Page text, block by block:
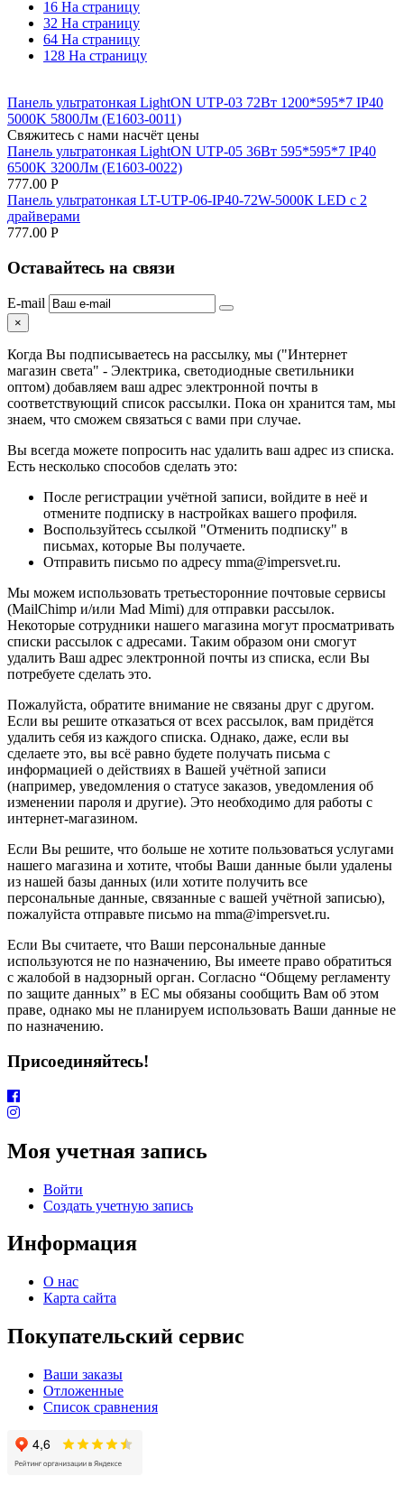
16 На страницу
32 На страницу
64 На страницу
128 На страницу
Панель ультратонкая LightON UTP-03 72Вт 1200*595*7 IP40
5000K 5800Лм (Е1603-0011)
Свяжитесь с нами насчёт цены
Панель ультратонкая LightON UTP-05 36Вт 595*595*7 IP40
6500K 3200Лм (Е1603-0022)
777.00 Р
Панель ультратонкая LT-UTP-06-IP40-72W-5000К LED с 2
драйверами
777.00 Р
Оставайтесь на связи
E-mail
×
Когда Вы подписываетесь на рассылку, мы ("Интернет
магазин света" - Электрика, светодиодные светильники
оптом) добавляем ваш адрес электронной почты в
соответствующий список рассылки. Пока он хранится там, мы
знаем, что сможем связаться с вами при случае.
Вы всегда можете попросить нас удалить ваш адрес из списка.
Есть несколько способов сделать это:
После регистрации учётной записи, войдите в неё и
отмените подписку в настройках вашего профиля.
Воспользуйтесь ссылкой "Отменить подписку" в
письмах, которые Вы получаете.
Отправить письмо по адресу mma@impersvet.ru.
Мы можем использовать третьесторонние почтовые сервисы
(MailChimp и/или Mad Mimi) для отправки рассылок.
Некоторые сотрудники нашего магазина могут просматривать
списки рассылок с адресами. Таким образом они смогут
удалить Ваш адрес электронной почты из списка, если Вы
потребуете сделать это.
Пожалуйста, обратите внимание не связаны друг с другом.
Если вы решите отказаться от всех рассылок, вам придётся
удалить себя из каждого списка. Однако, даже, если вы
сделаете это, вы всё равно будете получать письма с
информацией о действиях в Вашей учётной записи
(например, уведомления о статусе заказов, уведомления об
изменении пароля и другие). Это необходимо для работы с
интернет-магазином.
Если Вы решите, что больше не хотите пользоваться услугами
нашего магазина и хотите, чтобы Ваши данные были удалены
из нашей базы данных (или хотите получить все
персональные данные, связанные с вашей учётной записью),
пожалуйста отправьте письмо на mma@impersvet.ru.
Если Вы считаете, что Ваши персональные данные
используются не по назначению, Вы имеете право обратиться
с жалобой в надзорный орган. Согласно “Общему регламенту
по защите данных” в ЕС мы обязаны сообщить Вам об этом
праве, однако мы не планируем использовать Ваши данные не
по назначению.
Присоединяйтесь!
Моя учетная запись
Войти
Создать учетную запись
Информация
О нас
Карта сайта
Покупательский сервис
Ваши заказы
Отложенные
Список сравнения